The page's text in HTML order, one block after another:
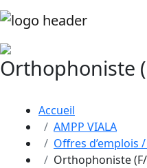
Orthophoniste
Accueil
AMPP VIALA
Offres d’emplois
Orthophoniste